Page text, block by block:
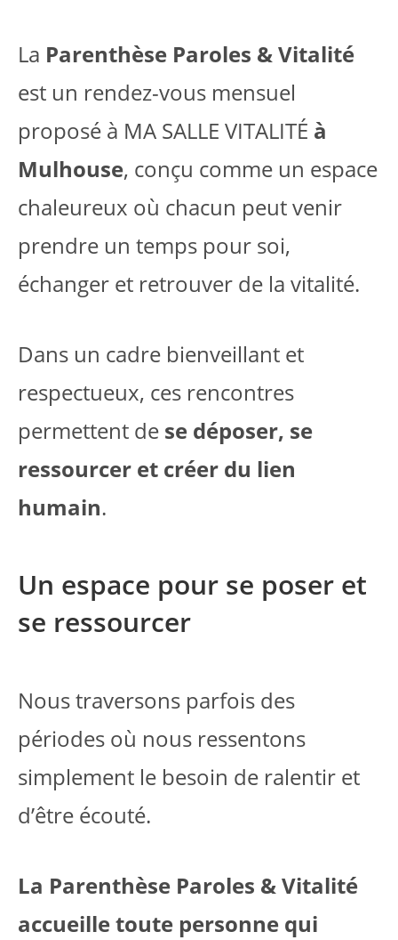
La Parenthèse Paroles & Vitalité
est un rendez-vous mensuel
proposé à MA SALLE VITALITÉ à
Mulhouse, conçu comme un espace
chaleureux où chacun peut venir
prendre un temps pour soi,
échanger et retrouver de la vitalité.
Dans un cadre bienveillant et
respectueux, ces rencontres
permettent de se déposer, se
ressourcer et créer du lien
humain.
Un espace pour se poser et
se ressourcer
Nous traversons parfois des
périodes où nous ressentons
simplement le besoin de ralentir et
d’être écouté.
La Parenthèse Paroles & Vitalité
accueille toute personne qui